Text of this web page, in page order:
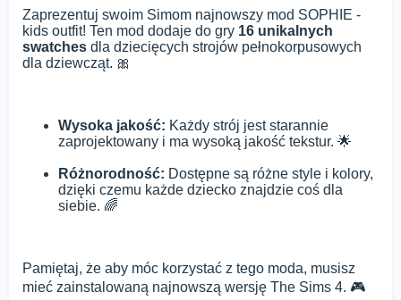
Zaprezentuj swoim Simom najnowszy mod SOPHIE -
kids outfit! Ten mod dodaje do gry 16 unikalnych
swatches dla dziecięcych strojów pełnokorpusowych
dla dziewcząt. 🎀
Wysoka jakość: Każdy strój jest starannie
zaprojektowany i ma wysoką jakość tekstur. 🌟
Różnorodność: Dostępne są różne style i kolory,
dzięki czemu każde dziecko znajdzie coś dla
siebie. 🌈
Pamiętaj, że aby móc korzystać z tego moda, musisz
mieć zainstalowaną najnowszą wersję The Sims 4. 🎮